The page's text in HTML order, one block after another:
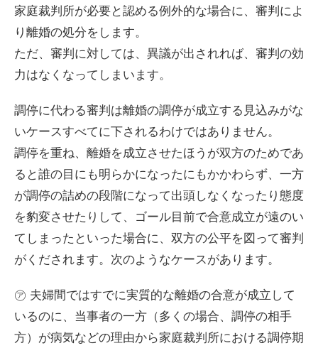
家庭裁判所が必要と認める例外的な場合に、審判によ
り離婚の処分をします。
ただ、審判に対しては、異議が出されれば、審判の効
力はなくなってしまいます。
調停に代わる審判は離婚の調停が成立する見込みがな
いケースすべてに下されるわけではありません。
調停を重ね、離婚を成立させたほうが双方のためであ
ると誰の目にも明らかになったにもかかわらず、一方
が調停の詰めの段階になって出頭しなくなったり態度
を豹変させたりして、ゴール目前で合意成立が遠のい
てしまったといった場合に、双方の公平を図って審判
がくだされます。次のようなケースがあります。
㋐ 夫婦間ではすでに実質的な離婚の合意が成立して
いるのに、当事者の一方（多くの場合、調停の相手
方）が病気などの理由から家庭裁判所における調停期